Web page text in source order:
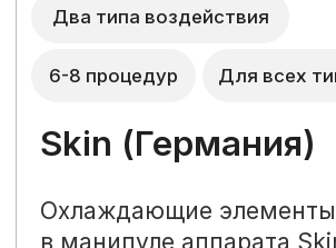
Как к вам обращаться?
Мы поможем подобрать аппарат,
необходимое количество сеансов и бесплатно
проконсультируем по всем вопросам